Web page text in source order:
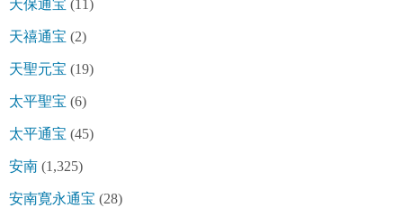
天保通宝 (11)
天禧通宝 (2)
天聖元宝 (19)
太平聖宝 (6)
太平通宝 (45)
安南 (1,325)
安南寛永通宝 (28)